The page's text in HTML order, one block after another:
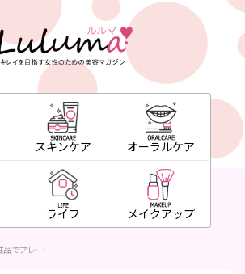
スキンケア オーラルケア
ライフ メイクアップ
品でアレ…